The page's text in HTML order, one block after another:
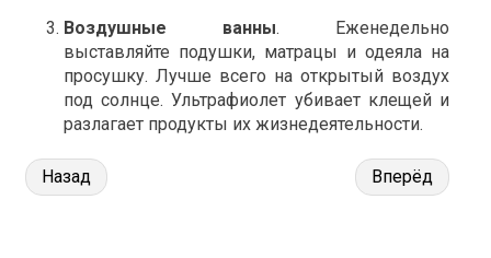
Воздушные ванны. Еженедельно
выставляйте подушки, матрацы и одеяла на
просушку. Лучше всего на открытый воздух
под солнце. Ультрафиолет убивает клещей и
разлагает продукты их жизнедеятельности.
Назад Вперёд